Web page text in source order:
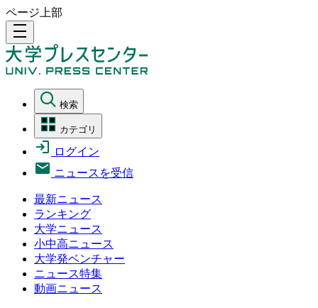
ページ上部
density_medium
検索
カテゴリ
ログイン
ニュースを受信
最新ニュース
ランキング
大学ニュース
小中高ニュース
大学発ベンチャー
ニュース特集
動画ニュース